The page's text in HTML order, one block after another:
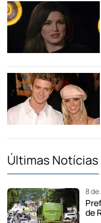
Últimas Notícias
8 de
de